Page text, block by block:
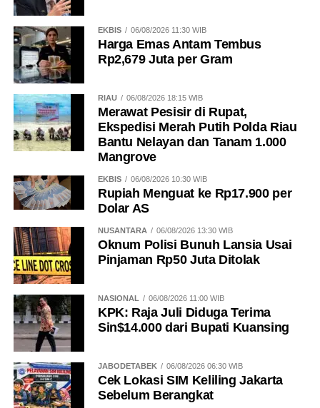
EKBIS 06/08/2026 11:30 WIB
Harga Emas Antam Tembus
Rp2,679 Juta per Gram
RIAU 06/08/2026 18:15 WIB
Merawat Pesisir di Rupat,
Ekspedisi Merah Putih Polda Riau
Bantu Nelayan dan Tanam 1.000
Mangrove
EKBIS 06/08/2026 10:30 WIB
Rupiah Menguat ke Rp17.900 per
Dolar AS
NUSANTARA 06/08/2026 13:30 WIB
Oknum Polisi Bunuh Lansia Usai
Pinjaman Rp50 Juta Ditolak
NASIONAL 06/08/2026 11:00 WIB
KPK: Raja Juli Diduga Terima
Sin$14.000 dari Bupati Kuansing
JABODETABEK 06/08/2026 06:30 WIB
Cek Lokasi SIM Keliling Jakarta
Sebelum Berangkat